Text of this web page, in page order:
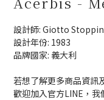
設計師: Giotto
設計年份: 1983
品牌國家: 義大利
若想了解更多商品資訊
歡迎加入官方LINE，我